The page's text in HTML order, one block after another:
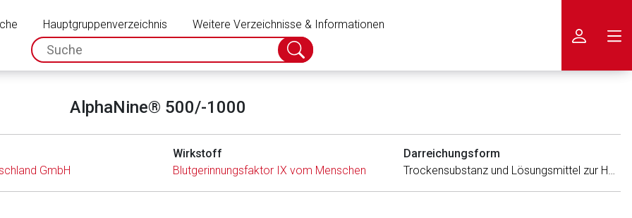
Hauptgruppenverzeichnis
Weitere Verzeichnisse & Informationen
spc.search.input.placeholder
Suche
abschicken
AlphaNine® 500/-1000
GmbH
Wirkstoff
Blutgerinnungsfaktor IX vom Menschen
Darreichungsform
Trockensubstanz und Lösungsmittel zur Herstellung einer Injektionslösung